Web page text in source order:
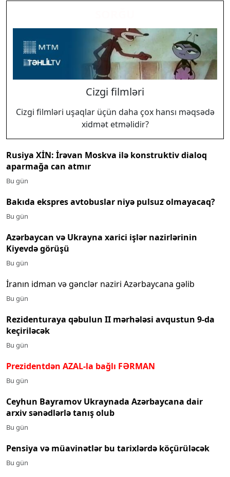
Cizgi filmləri
Cizgi filmləri uşaqlar üçün daha çox hansı məqsədə
xidmət etməlidir?
Rusiya XİN: İrəvan Moskva ilə konstruktiv dialoq
aparmağa can atmır
Bu gün
Bakıda ekspres avtobuslar niyə pulsuz olmayacaq?
Bu gün
Azərbaycan və Ukrayna xarici işlər nazirlərinin
Kiyevdə görüşü
Bu gün
İranın idman və gənclər naziri Azərbaycana gəlib
Bu gün
Rezidenturaya qəbulun II mərhələsi avqustun 9-da
keçiriləcək
Bu gün
Prezidentdən AZAL-la bağlı FƏRMAN
Bu gün
Ceyhun Bayramov Ukraynada Azərbaycana dair
arxiv sənədlərlə tanış olub
Bu gün
Pensiya və müavinətlər bu tarixlərdə köçürüləcək
Bu gün